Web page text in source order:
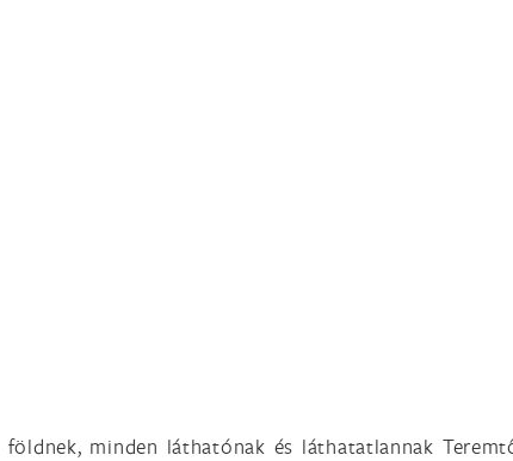
minden láthatónak és láthatatlannak